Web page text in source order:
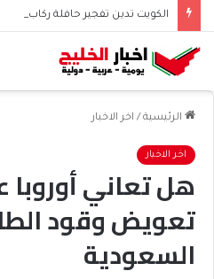
الكويت تدين تفجير حافلة ركاب في
الرئيسية / اخر الاخبار
اخر الاخبار
هل تعاني أوروبا
تعويض وقود
السعودية